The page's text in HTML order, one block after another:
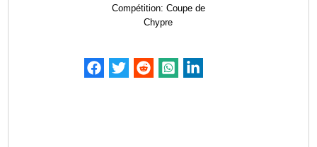
Compétition: Coupe de
Chypre